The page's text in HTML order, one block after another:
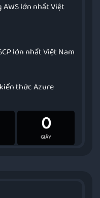
lớn nhất Việt
lớn nhất Việt Nam
thức Azure
0
GIÂY